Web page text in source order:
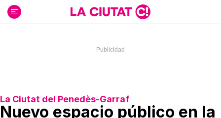
contenido
La Ciutat del Penedès-Garraf
Nuevo espacio público en la